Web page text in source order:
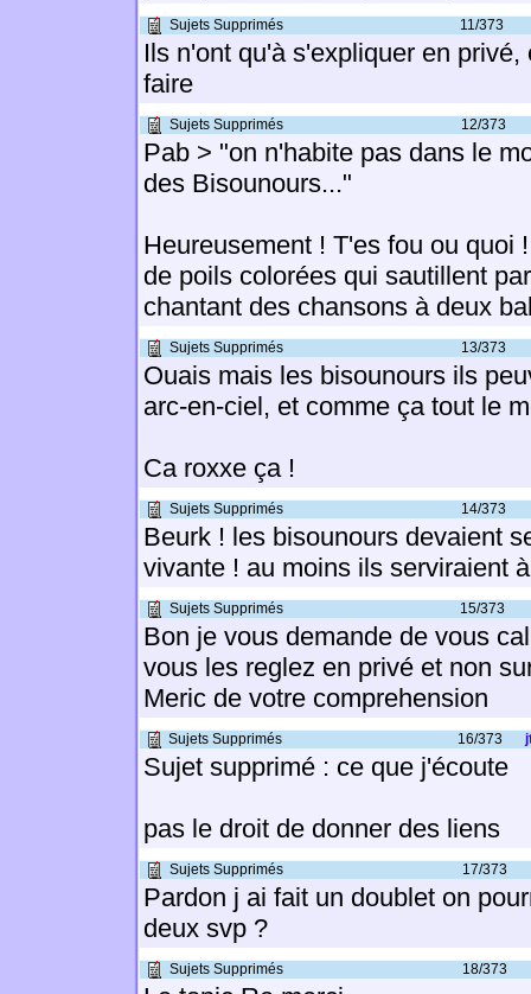
Sujets Supprimés 11/373
Ils n'ont qu'à s'expliquer en
faire
Sujets Supprimés 12/373
Pab > "on n'habite pas dans le
des Bisounours..."
Heureusement ! T'es fou ou quoi
de poils colorées qui sautillent
chantant des chansons à deux
Sujets Supprimés 13/373
Ouais mais les bisounours ils
arc-en-ciel, et comme ça tout le
Ca roxxe ça !
Sujets Supprimés 14/373
Beurk ! les bisounours devaient
vivante ! au moins ils serviraient
Sujets Supprimés 15/373
Bon je vous demande de vous
vous les reglez en privé et non
Meric de votre comprehension
Sujets Supprimés 16/373
Sujet supprimé : ce que j'écoute
pas le droit de donner des liens
Sujets Supprimés 17/373
Pardon j ai fait un doublet on
deux svp ?
Sujets Supprimés 18/373